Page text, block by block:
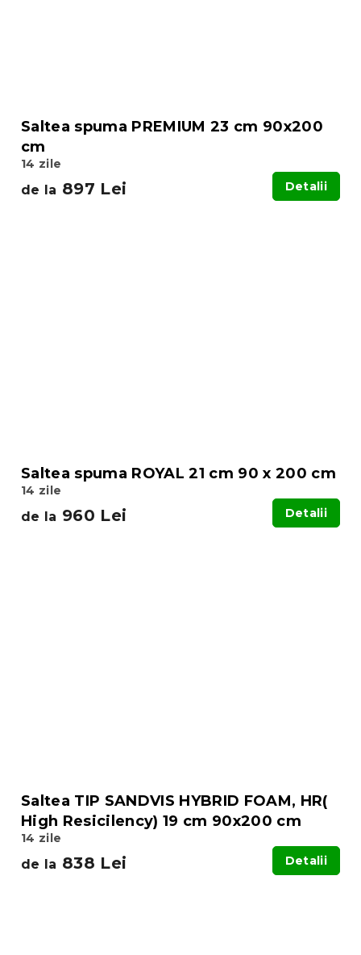
Saltea spuma PREMIUM 23 cm 90x200
cm
14 zile
de la 897 Lei Detalii
Saltea spuma ROYAL 21 cm 90 x 200 cm
14 zile
de la 960 Lei Detalii
Saltea TIP SANDVIS HYBRID FOAM, HR(
High Resicilency) 19 cm 90x200 cm
14 zile
de la 838 Lei Detalii